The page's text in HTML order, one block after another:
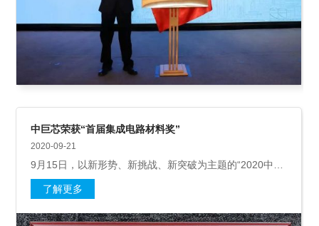
中巨芯荣获“首届集成电路材料奖”
2020-09-21
9月15日，以新形势、新挑战、新突破为主题的“2020中国
半导体材料创新发展大会”在安徽合肥召开，会上，同期举
行了“首届集成电路材料奖”颁奖仪式。中巨芯科技有限公
司作为国内电子化学材料的主要企业，获颁“最 佳成长
了解更多